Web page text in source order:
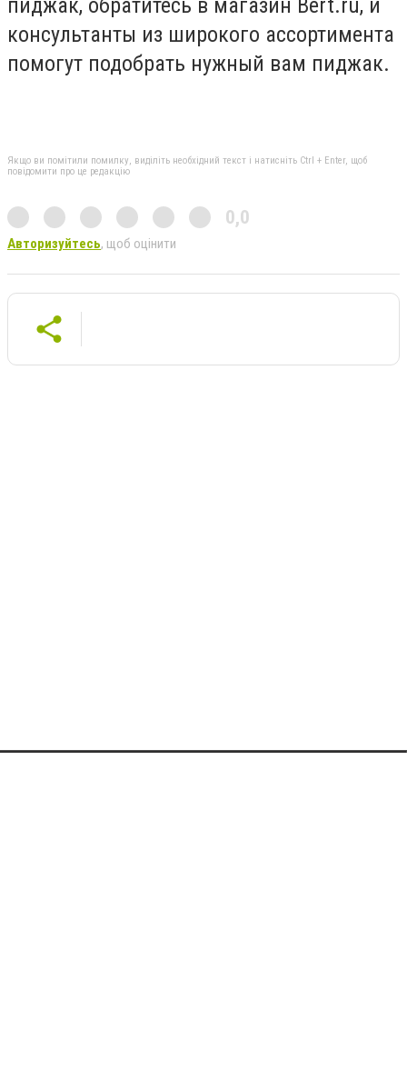
пиджак, обратитесь в магазин Bert.ru, и
консультанты из широкого ассортимента
помогут подобрать нужный вам пиджак.
Якщо ви помітили помилку, виділіть необхідний текст і натисніть Ctrl + Enter, щоб
повідомити про це редакцію
0,0
Авторизуйтесь, щоб оцінити